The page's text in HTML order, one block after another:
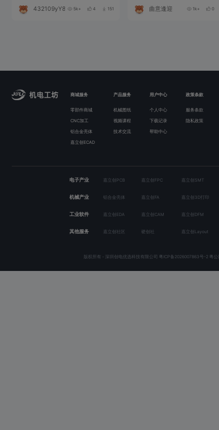
432109yY861i 5k+ 4 151 曲意逢迎 1k+ 0
商城服务 产品服务 用户中心 政策条款
零部件商城 机械图纸 个人中心 服务条款
CNC加工 视频课程 下载记录 隐私政策
铝合金壳体 技术交流 帮助中心
嘉立创ECAD
电子产业 嘉立创PCB 嘉立创FPC 嘉立创SMT
机械产业 铝合金壳体 嘉立创FA 嘉立创3D打印
工业软件 嘉立创EDA 嘉立创CAM 嘉立创DFM
其他服务 嘉立创社区 硬创社 嘉立创Layout
版权所有 - 深圳创电优选科技有限公司 粤ICP备2026007863号-2 粤